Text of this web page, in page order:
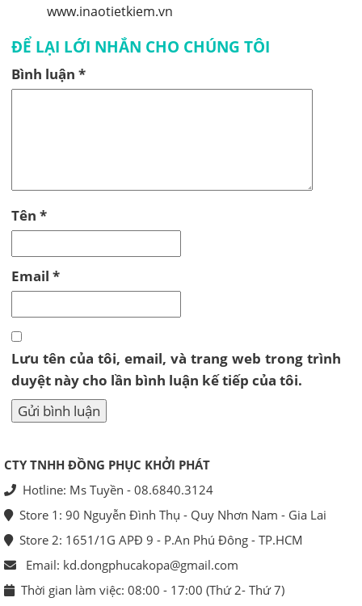
www.inaotietkiem.vn
ĐỂ LẠI LỚI NHẮN CHO CHÚNG TÔI
Bình luận*
Tên*
Email*
Lưu tên của tôi, email, và trang web trong trình
duyệt này cho lần bình luận kế tiếp của tôi.
CTY TNHH ĐỒNG PHỤC KHỞI PHÁT
Hotline: Ms Tuyền - 08.6840.3124
Store 1: 90 Nguyễn Đình Thụ - Quy Nhơn Nam - Gia Lai
Store 2: 1651/1G APĐ 9 - P.An Phú Đông - TP.HCM
Email: kd.dongphucakopa@gmail.com
Thời gian làm việc: 08:00 - 17:00 (Thứ 2- Thứ 7)